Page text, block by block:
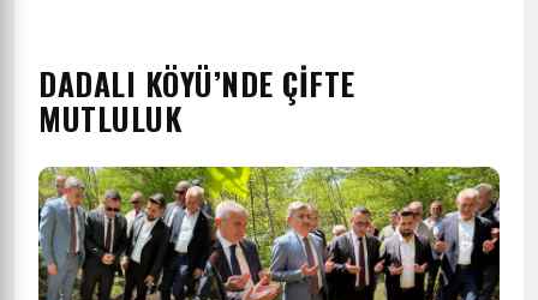
DADALI KÖYÜ’NDE ÇİFTE
MUTLULUK